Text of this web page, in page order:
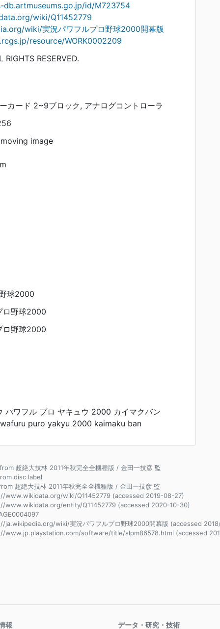
id/M723754
wiki/Q11452779
wiki/実況パワフルプロ野球2000開幕版
resource/WORK0002209
RESERVED.
カード 2~9ブロック, アナログコントローラ
image
球2000
ロ野球2000
ロ野球2000
パワフル プロ ヤキュウ 2000 カイマクバン
puro yakyu 2000 kaimaku ban
超絶大技林 2011年秋完全全機種版 / 金田一技彦 監
disc label
超絶大技林 2011年秋完全全機種版 / 金田一技彦 監
www.wikidata.org/wiki/Q11452779 (accessed 2019-08-27)
www.wikidata.org/entity/Q11452779 (accessed 2020-10-30)
ja.wikipedia.org/wiki/実況パワフルプロ野球2000開幕版 (accessed
www.jp.playstation.com/software/title/slpm86578.html (accessed
報 データ・研究・技術